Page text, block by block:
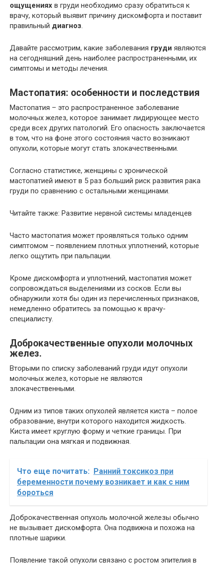
ощущениях в груди необходимо сразу обратиться к
врачу, который выявит причину дискомфорта и поставит
правильный диагноз.
Давайте рассмотрим, какие заболевания груди являются
на сегодняшний день наиболее распространенными, их
симптомы и методы лечения.
Мастопатия: особенности и последствия
Мастопатия – это распространенное заболевание
молочных желез, которое занимает лидирующее место
среди всех других патологий. Его опасность заключается
в том, что на фоне этого состояния часто возникают
опухоли, которые могут стать злокачественными.
Согласно статистике, женщины с хронической
мастопатией имеют в 5 раз больший риск развития рака
груди по сравнению с остальными женщинами.
Читайте также: Развитие нервной системы младенцев
Часто мастопатия может проявляться только одним
симптомом – появлением плотных уплотнений, которые
легко ощутить при пальпации.
Кроме дискомфорта и уплотнений, мастопатия может
сопровождаться выделениями из сосков. Если вы
обнаружили хотя бы один из перечисленных признаков,
немедленно обратитесь за помощью к врачу-
специалисту.
Доброкачественные опухоли молочных
желез.
Вторыми по списку заболеваний груди идут опухоли
молочных желез, которые не являются
злокачественными.
Одним из типов таких опухолей является киста – полое
образование, внутри которого находится жидкость.
Киста имеет круглую форму и четкие границы. При
пальпации она мягкая и подвижная.
Что еще почитать: Ранний токсикоз при
беременности почему возникает и как с ним
бороться
Доброкачественная опухоль молочной железы обычно
не вызывает дискомфорта. Она подвижна и похожа на
плотные шарики.
Появление такой опухоли связано с ростом эпителия в